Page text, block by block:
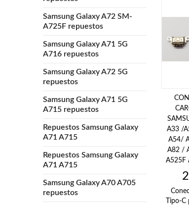
Samsung Galaxy A72 SM-
A725F repuestos
Samsung Galaxy A71 5G
A716 repuestos
Samsung Galaxy A72 5G
repuestos
Samsung Galaxy A71 5G
A715 repuestos
Repuestos Samsung Galaxy
A71 A715
Repuestos Samsung Galaxy
A71 A715
Samsung Galaxy A70 A705
repuestos
A33 /
A54/
A82 /
A525F
Tipo-